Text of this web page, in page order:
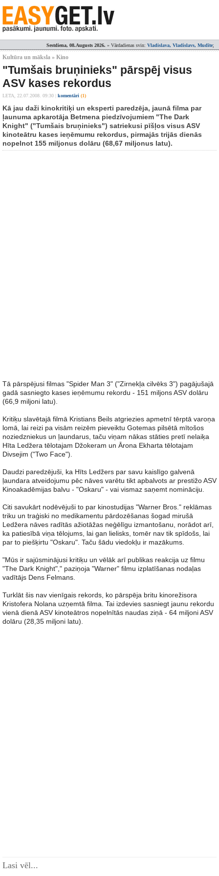
Sestdiena, 08.Augusts 2026. » Vārdadienas svin: Vladislava, Vladislavs, Mudīte;
Kultūra un māksla » Kino
"Tumšais bruņinieks" pārspēj visus
ASV kases rekordus
LETA, 22.07.2008. 09:30 komentāri (1)
Kā jau daži kinokritiķi un eksperti paredzēja, jaunā filma par
ļaunuma apkarotāja Betmena piedzīvojumiem "The Dark
Knight" ("Tumšais bruņinieks") satriekusi pīšļos visus ASV
kinoteātru kases ieņēmumu rekordus, pirmajās trijās dienās
nopelnot 155 miljonus dolāru (68,67 miljonus latu).
Tā pārspējusi filmas "Spider Man 3" ("Zirnekļa cilvēks 3") pagājušajā
gadā sasniegto kases ieņēmumu rekordu - 151 miljons ASV dolāru
(66,9 miljoni latu).
Kritiķu slavētajā filmā Kristians Beils atgriezies apmetnī tērptā varoņa
lomā, lai reizi pa visām reizēm pieveiktu Gotemas pilsētā mītošos
noziedzniekus un ļaundarus, taču viņam nākas stāties pretī nelaiķa
Hīta Ledžera tēlotajam Džokeram un Ārona Ekharta tēlotajam
Divsejim ("Two Face").
Daudzi paredzējuši, ka Hīts Ledžers par savu kaislīgo galvenā
ļaundara atveidojumu pēc nāves varētu tikt apbalvots ar prestižo ASV
Kinoakadēmijas balvu - "Oskaru" - vai vismaz saņemt nomināciju.
Citi savukārt nodēvējuši to par kinostudijas "Warner Bros." reklāmas
triku un traģiski no medikamentu pārdozēšanas šogad mirušā
Ledžera nāves radītās ažiotāžas neģēlīgu izmantošanu, norādot arī,
ka patiesībā viņa tēlojums, lai gan lielisks, tomēr nav tik spīdošs, lai
par to piešķirtu "Oskaru". Taču šādu viedokļu ir mazākums.
"Mūs ir sajūsminājusi kritiķu un vēlāk arī publikas reakcija uz filmu
"The Dark Knight"," paziņoja "Warner" filmu izplatīšanas nodaļas
vadītājs Dens Felmans.
Turklāt šis nav vienīgais rekords, ko pārspēja britu kinorežisora
Kristofera Nolana uzņemtā filma. Tai izdevies sasniegt jaunu rekordu
vienā dienā ASV kinoteātros nopelnītās naudas ziņā - 64 miljoni ASV
dolāru (28,35 miljoni latu).
Lasi vēl...